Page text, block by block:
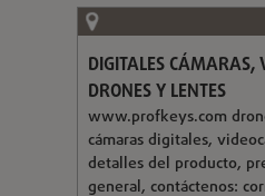
DIGITALES CÁMARAS,
DRONES Y LENTES
www.profkeys.com
cámaras digitales,
detalles del producto,
general, contáctenos: